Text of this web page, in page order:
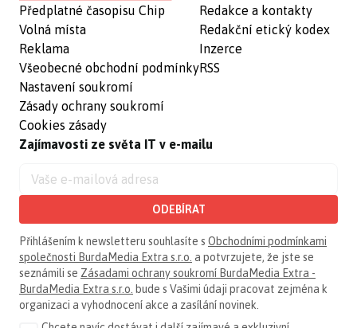
Předplatné časopisu Chip
Volná místa
Reklama
Všeobecné obchodní podmínky
Nastavení soukromí
Zásady ochrany soukromí
Cookies zásady
Redakce a kontakty
Redakční etický kodex
Inzerce
RSS
Zajímavosti ze světa IT v e-mailu
ODEBÍRAT
Přihlášením k newsletteru souhlasíte s Obchodními podmínkami
společnosti BurdaMedia Extra s.r.o. a potvrzujete, že jste se
seznámili se Zásadami ochrany soukromí BurdaMedia Extra -
BurdaMedia Extra s.r.o. bude s Vašimi údaji pracovat zejména k
organizaci a vyhodnocení akce a zasílání novinek.